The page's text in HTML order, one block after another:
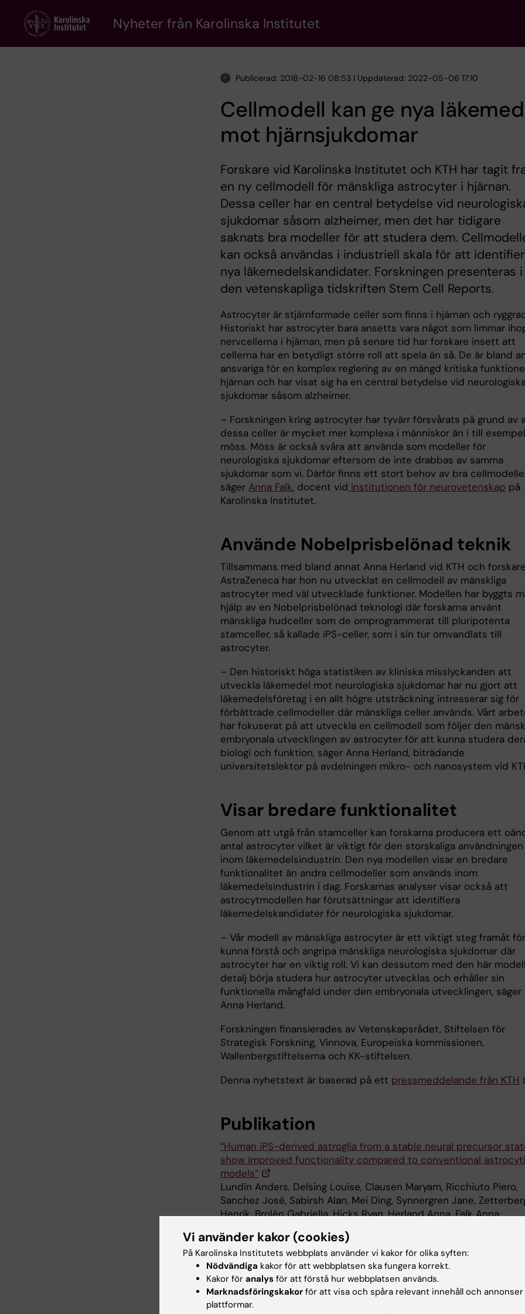
content
Nyheter från Karolinska Institutet
Publicerad: 2018-02-16 08:53 | Uppdaterad: 2022-05-06 17:10
Cellmodell kan ge nya
mot hjärnsjukdomar
Forskare vid Karolinska Institutet och KTH har tagit
en ny cellmodell för mänskliga astrocyter i hjärnan.
Dessa celler har en central betydelse vid
sjukdomar såsom alzheimer, men det har tidigare
saknats bra modeller för att studera dem.
kan också användas i industriell skala för att
nya läkemedelskandidater. Forskningen presenteras i
den vetenskapliga tidskriften Stem Cell Reports.
Astrocyter är stjärnformade celler som finns i hjärnan och
Historiskt har astrocyter bara ansetts vara något som limmar
nervcellerna i hjärnan, men på senare tid har forskare insett att
cellerna har en betydligt större roll att spela än så. De är bland
ansvariga för en komplex reglering av en mängd kritiska
hjärnan och har visat sig ha en central betydelse vid neurologiska
sjukdomar såsom alzheimer.
– Forskningen kring astrocyter har tyvärr försvårats på grund av
dessa celler är mycket mer komplexa i människor än i till exempel
möss. Möss är också svåra att använda som modeller för
neurologiska sjukdomar eftersom de inte drabbas av samma
sjukdomar som vi. Därför finns ett stort behov av bra
säger Anna Falk, docent vid institutionen för neurovetenskap på
Karolinska Institutet.
Använde Nobelprisbelönad teknik
Tillsammans med bland annat Anna Herland vid KTH och
AstraZeneca har hon nu utvecklat en cellmodell av mänskliga
astrocyter med väl utvecklade funktioner. Modellen har byggts
hjälp av en Nobelprisbelönad teknologi där forskarna använt
mänskliga hudceller som de omprogrammerat till pluripotenta
stamceller, så kallade iPS-celler, som i sin tur omvandlats till
astrocyter.
– Den historiskt höga statistiken av kliniska misslyckanden att
utveckla läkemedel mot neurologiska sjukdomar har nu gjort att
läkemedelsföretag i en allt högre utsträckning intresserar sig för
förbättrade cellmodeller där mänskliga celler används. Vårt
har fokuserat på att utveckla en cellmodell som följer den
embryonala utvecklingen av astrocyter för att kunna studera
biologi och funktion, säger Anna Herland, biträdande
universitetslektor på avdelningen mikro- och nanosystem vid
Visar bredare funktionalitet
Genom att utgå från stamceller kan forskarna producera ett
antal astrocyter vilket är viktigt för den storskaliga användningen
inom läkemedelsindustrin. Den nya modellen visar en bredare
funktionalitet än andra cellmodeller som används inom
läkemedelsindustrin i dag. Forskarnas analyser visar också att
astrocytmodellen har förutsättningar att identifiera
läkemedelskandidater för neurologiska sjukdomar.
­– Vår modell av mänskliga astrocyter är ett viktigt steg framåt
kunna förstå och angripa mänskliga neurologiska sjukdomar där
astrocyter har en viktig roll. Vi kan dessutom med den här
detalj börja studera hur astrocyter utvecklas och erhåller sin
funktionella mångfald under den embryonala utvecklingen, säger
Anna Herland.
Forskningen finansierades av Vetenskapsrådet, Stiftelsen för
Strategisk Forskning, Vinnova, Europeiska kommissionen,
Wallenbergstiftelserna och KK-stiftelsen.
Denna nyhetstext är baserad på ett pressmeddelande från KTH
Publikation
”Human iPS-derived astroglia from a stable neural precursor
show improved functionality compared to conventional
models”
Lundin Anders, Delsing Louise, Clausen Maryam, Ricchiuto Piero,
Sanchez José, Sabirsh Alan, Mei Ding, Synnergren Jane,
Henrik, Brolén Gabriella, Hicks Ryan, Herland Anna, Falk Anna
10.1016/j.stemcr.2018.01.021
Tags
Alzheimers sjukdom Cellbiologi
Vi använder kakor (cookies)
På Karolinska Institutets webbplats använder vi kakor för olika syften:
Nödvändiga kakor för att webbplatsen ska fungera korrekt.
Kakor för analys för att förstå hur webbplatsen används.
Marknadsföringskakor för att visa och spåra relevant innehåll och
plattformar.